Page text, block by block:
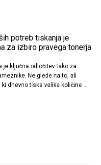
potreb tiskanja je
za izbiro pravega tonerja
je ključna odločitev tako za
Ne glede na to, ali
ki dnevno tiska velike količine …